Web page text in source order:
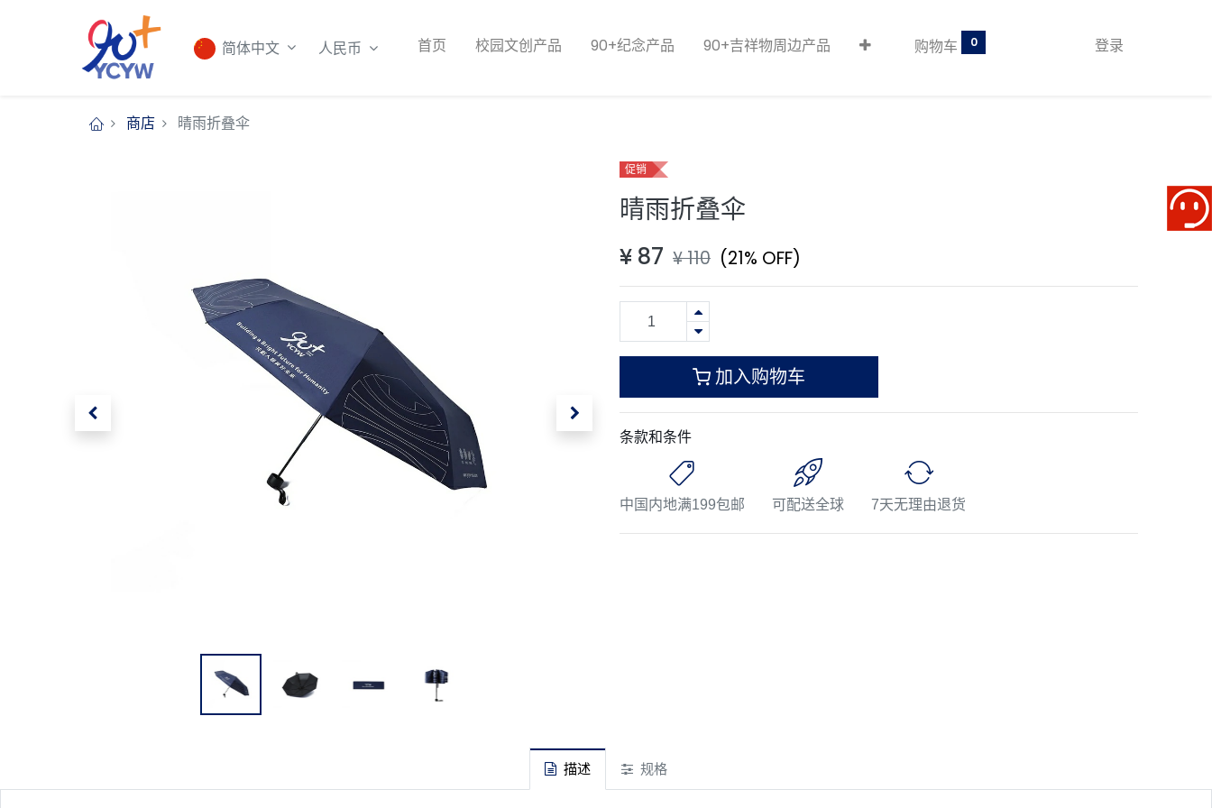
简体中文 人民币 首页 校园文创产品 90+纪念产品 90+吉祥物周边产品 购物车 0 登录
商店 晴雨折叠伞
促销
晴雨折叠伞
¥ 87 ¥110 (21% OFF)
加入购物车
条款和条件
中国内地满199包邮 可配送全球 7天无理由退货
描述 规格